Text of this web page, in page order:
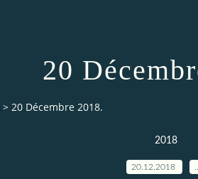
20
> 20 Décembre 2018.
2018
20.12.2018